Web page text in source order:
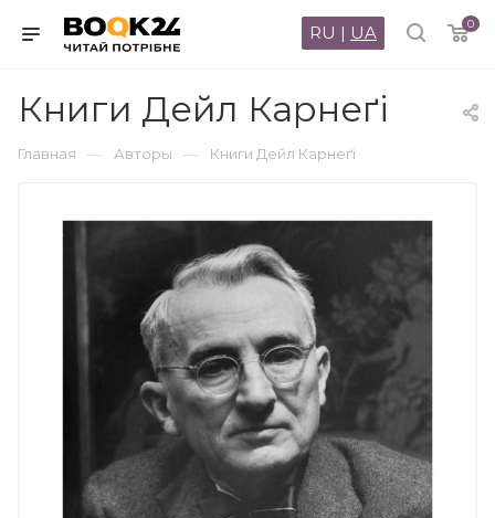
0
RU | UA
Книги Дейл Карнеґі
Главная — Авторы — Книги Дейл Карнеґі